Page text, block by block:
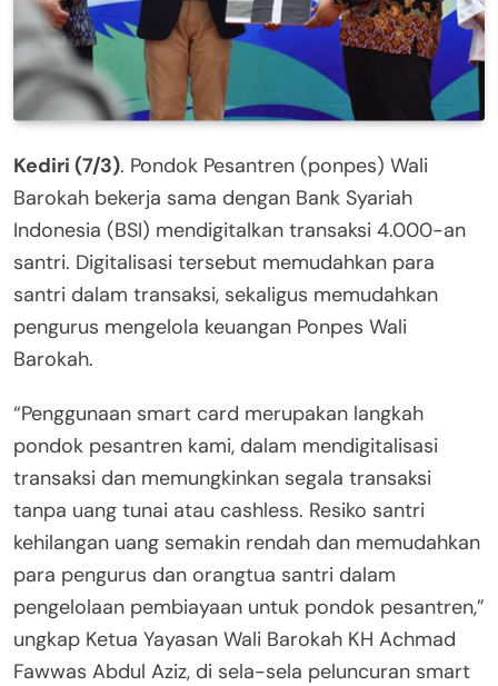
Kediri (7/3). Pondok Pesantren (ponpes) Wali
Barokah bekerja sama dengan Bank Syariah
Indonesia (BSI) mendigitalkan transaksi 4.000-an
santri. Digitalisasi tersebut memudahkan para
santri dalam transaksi, sekaligus memudahkan
pengurus mengelola keuangan Ponpes Wali
Barokah.
“Penggunaan smart card merupakan langkah
pondok pesantren kami, dalam mendigitalisasi
transaksi dan memungkinkan segala transaksi
tanpa uang tunai atau cashless. Resiko santri
kehilangan uang semakin rendah dan memudahkan
para pengurus dan orangtua santri dalam
pengelolaan pembiayaan untuk pondok pesantren,”
ungkap Ketua Yayasan Wali Barokah KH Achmad
Fawwas Abdul Aziz, di sela-sela peluncuran smart